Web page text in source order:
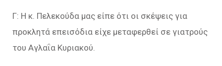
Γ: Η κ. Πελεκούδα μας είπε ότι οι σκέψεις για
προκλητά επεισόδια είχε μεταφερθεί σε γιατρούς
του Αγλαΐα Κυριακού.